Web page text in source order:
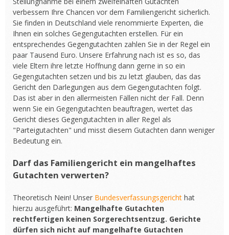
verbessern Ihre Chancen vor dem Familiengericht sicherlich.
Sie finden in Deutschland viele renommierte Experten, die
Ihnen ein solches Gegengutachten erstellen. Für ein
entsprechendes Gegengutachten zahlen Sie in der Regel ein
paar Tausend Euro. Unsere Erfahrung nach ist es so, das
viele Eltern ihre letzte Hoffnung dann gerne in so ein
Gegengutachten setzen und bis zu letzt glauben, das das
Gericht den Darlegungen aus dem Gegengutachten folgt.
Das ist aber in den allermeisten Fällen nicht der Fall. Denn
wenn Sie ein Gegengutachten beauftragen, wertet das
Gericht dieses Gegengutachten in aller Regel als
"Parteigutachten" und misst diesem Gutachten dann weniger
Bedeutung ein.
Darf das Familiengericht ein mangelhaftes
Gutachten verwerten?
Theoretisch Nein! Unser Bundesverfassungsgericht hat
hierzu ausgeführt: Mangelhafte Gutachten
rechtfertigen keinen Sorgerechtsentzug. Gerichte
dürfen sich nicht auf mangelhafte Gutachten